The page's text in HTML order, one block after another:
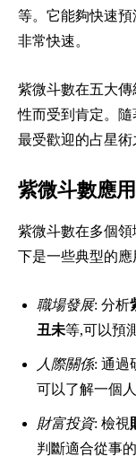
等。它能夠快速
非常快速。
紫微斗數在五大
性而受到肯定。
最受歡迎的占星術
紫微斗數應
紫微斗數在多個
下是一些典型的應
職場發展: 分析
丑未等,可以預
人際關係: 通過
可以了解一個
財富投資: 檢視
判斷適合從事